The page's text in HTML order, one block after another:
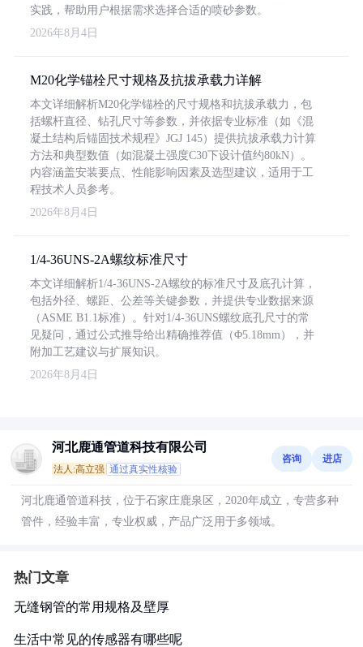
实践，帮助用户根据需求选择合适的喷砂参数。
2026年8月4日
M20化学锚栓尺寸规格及抗拔承载力详解
本文详细解析M20化学锚栓的尺寸规格和抗拔承载力，包
括螺杆直径、钻孔尺寸等参数，并依据专业标准（如《混
凝土结构后锚固技术规程》JGJ 145）提供抗拔承载力计算
方法和典型数值（如混凝土强度C30下设计值约80kN）。
内容涵盖安装要点、性能影响因素及选型建议，适用于工
程技术人员参考。
2026年8月4日
1/4-36UNS-2A螺纹标准尺寸
本文详细解析1/4-36UNS-2A螺纹的标准尺寸及底孔计算，
包括外径、螺距、公差等关键参数，并提供专业数据来源
（ASME B1.1标准）。针对1/4-36UNS螺纹底孔尺寸的常
见疑问，通过公式推导给出精确推荐值（Φ5.18mm），并
附加工艺建议与扩展知识。
2026年8月4日
河北鹿通管道科技有限公司
法人:高立强 通过真实性核验
咨询 进店
河北鹿通管道科技，位于石家庄鹿泉区，2020年成立，专营多种
管件，经验丰富，专业权威，产品广泛用于多领域。
热门文章
无缝钢管的常用规格及壁厚
生活中常见的传感器有哪些呢